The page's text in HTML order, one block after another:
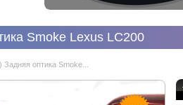
Smoke Lexus LC200
Задняя оптика Smoke...